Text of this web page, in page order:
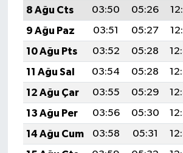
8 Ağu Cts
03:50 05:26
9 Ağu Paz
03:51 05:27
10 Ağu Pts
03:52 05:28
11 Ağu Sal
03:54 05:28
12 Ağu Çar
03:55 05:29
13 Ağu Per
03:56 05:30
14 Ağu Cum
03:58 05:31